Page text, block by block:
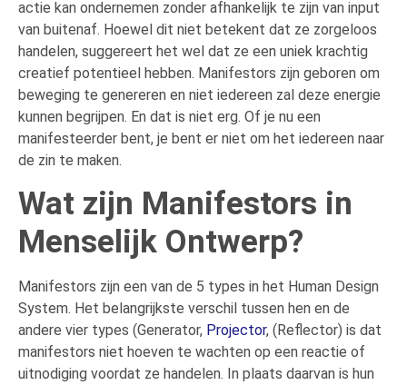
actie kan ondernemen zonder afhankelijk te zijn van input
van buitenaf. Hoewel dit niet betekent dat ze zorgeloos
handelen, suggereert het wel dat ze een uniek krachtig
creatief potentieel hebben. Manifestors zijn geboren om
beweging te genereren en niet iedereen zal deze energie
kunnen begrijpen. En dat is niet erg. Of je nu een
manifesteerder bent, je bent er niet om het iedereen naar
de zin te maken.
Wat zijn Manifestors in
Menselijk Ontwerp?
Manifestors zijn een van de 5 types in het Human Design
System. Het belangrijkste verschil tussen hen en de
andere vier types (Generator, Projector, (Reflector) is dat
manifestors niet hoeven te wachten op een reactie of
uitnodiging voordat ze handelen. In plaats daarvan is hun